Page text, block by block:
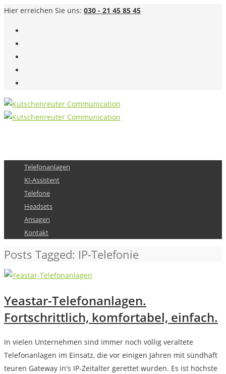
Hier erreichen Sie uns: 030 - 21 45 85 45
Telefonanlagen
KI-Assistent
Telefone
Headsets
Ansagen
Kontakt
Posts Tagged: IP-Telefonie
Yeastar-Telefonanlagen.
Fortschrittlich, komfortabel, einfach.
In vielen Unternehmen sind immer noch völlig veraltete
Telefonanlagen im Einsatz, die vor einigen Jahren mit sündhaft
teuren Gateway in's IP-Zeitalter gerettet wurden. Es ist höchste